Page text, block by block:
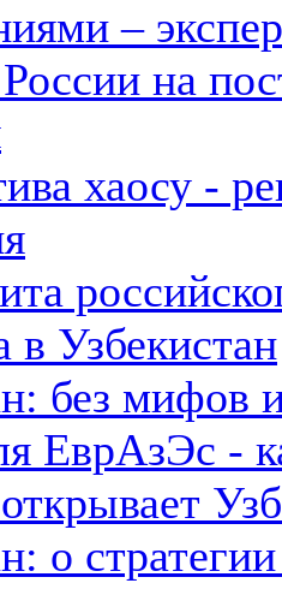
–
на
хаосу -
в Узбекистан
без мифов
ЕврАзЭс -
о